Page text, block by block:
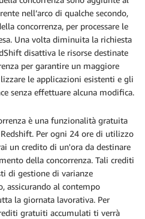
nell’arco di qualche secondo,
concorrenza, per processare le
Una volta diminuita la richiesta
disattiva le risorse destinate
per garantire un maggiore
le applicazioni esistenti e gli
senza effettuare alcuna modifica.
è una funzionalità gratuita
Per ogni 24 ore di utilizzo
un credito di un'ora da destinare
della concorrenza. Tali crediti
di gestione di varianze
assicurando al contempo
la giornata lavorativa. Per
gratuiti accumulati ti verrà